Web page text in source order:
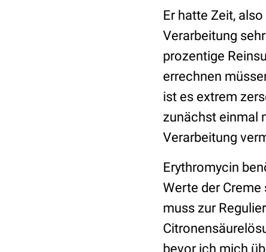
Er hatte Zeit,
Verarbeitung
prozentige
errechnen
ist es extrem
zunächst einmal
Verarbeitung
Erythromycin
Werte der
muss zur
bevor ich mich